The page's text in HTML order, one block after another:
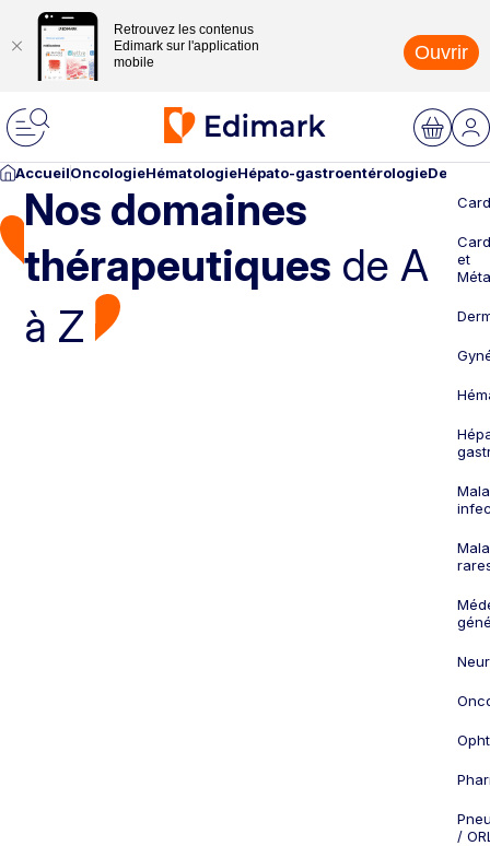
Retrouvez les contenus
Edimark sur l'application
mobile
Ouvrir
AccueilOncologieHématologieHépato-gastroentérologie
Nos domaines
thérapeutiques de A
à Z
et
/